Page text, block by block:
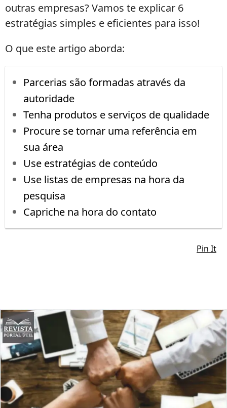
outras empresas? Vamos te explicar 6
estratégias simples e eficientes para isso!
O que este artigo aborda:
Parcerias são formadas através da
autoridade
Tenha produtos e serviços de qualidade
Procure se tornar uma referência em
sua área
Use estratégias de conteúdo
Use listas de empresas na hora da
pesquisa
Capriche na hora do contato
Pin It